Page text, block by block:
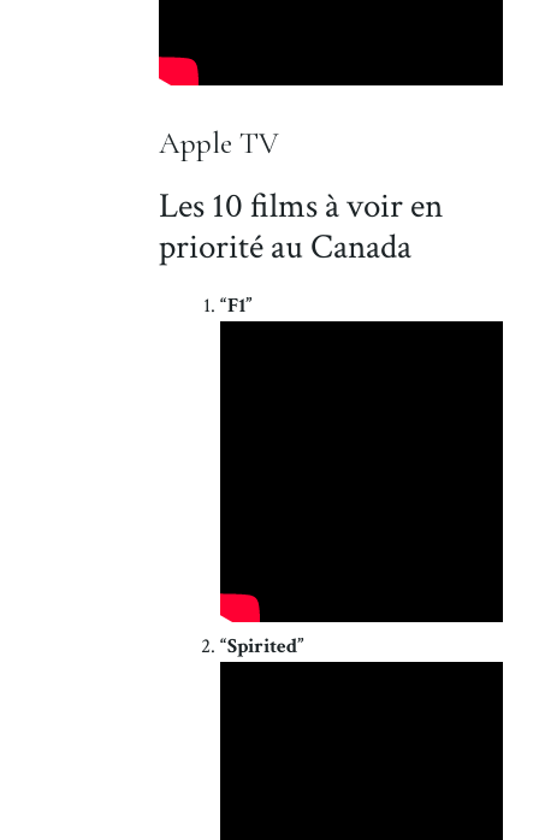
Apple TV
Les 10 films à voir en
priorité au Canada
“F1”
“Spirited”